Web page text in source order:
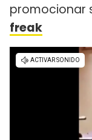
promocionar
freak